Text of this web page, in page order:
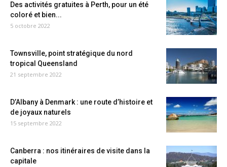
Des activités gratuites à Perth, pour un été
coloré et bien...
5 octobre 2022
Townsville, point stratégique du nord
tropical Queensland
21 septembre 2022
D’Albany à Denmark : une route d’histoire et
de joyaux naturels
15 septembre 2022
Canberra : nos itinéraires de visite dans la
capitale